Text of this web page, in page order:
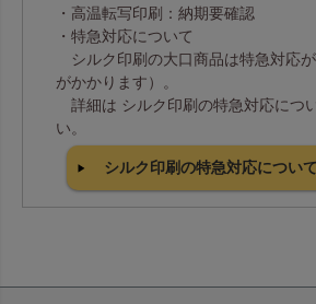
・高温転写印刷：納期要確認
・特急対応について
シルク印刷の大口商品は特急対応
がかかります）。
詳細は シルク印刷の特急対応につ
い。
シルク印刷の特急対応について